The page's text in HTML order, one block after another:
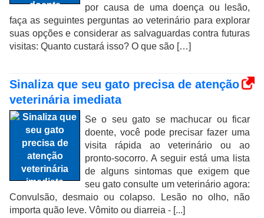
por causa de uma doença ou lesão,
faça as seguintes perguntas ao veterinário para explorar
suas opções e considerar as salvaguardas contra futuras
visitas: Quanto custará isso? O que são […]
Sinaliza que seu gato precisa de atenção
veterinária imediata
Se o seu gato se machucar ou ficar
doente, você pode precisar fazer uma
visita rápida ao veterinário ou ao
pronto-socorro. A seguir está uma lista
de alguns sintomas que exigem que
seu gato consulte um veterinário agora:
Convulsão, desmaio ou colapso. Lesão no olho, não
importa quão leve. Vômito ou diarreia - [...]